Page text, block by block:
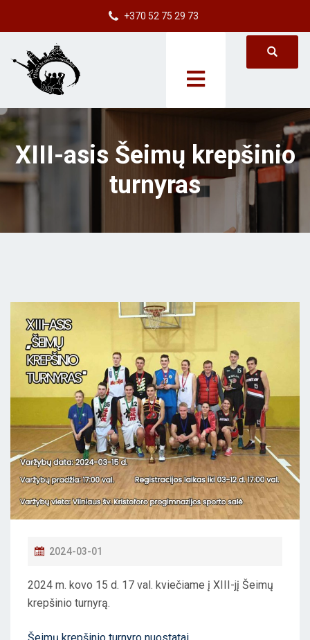
+370 52 75 29 73
XIII-asis Šeimų krepšinio
turnyras
P
S
T
2024-03-01
2024 m. kovo 15 d. 17 val. kviečiame į XIII-jį Šeimų
krepšinio turnyrą.
Šeimų krepšinio turnyro nuostatai.